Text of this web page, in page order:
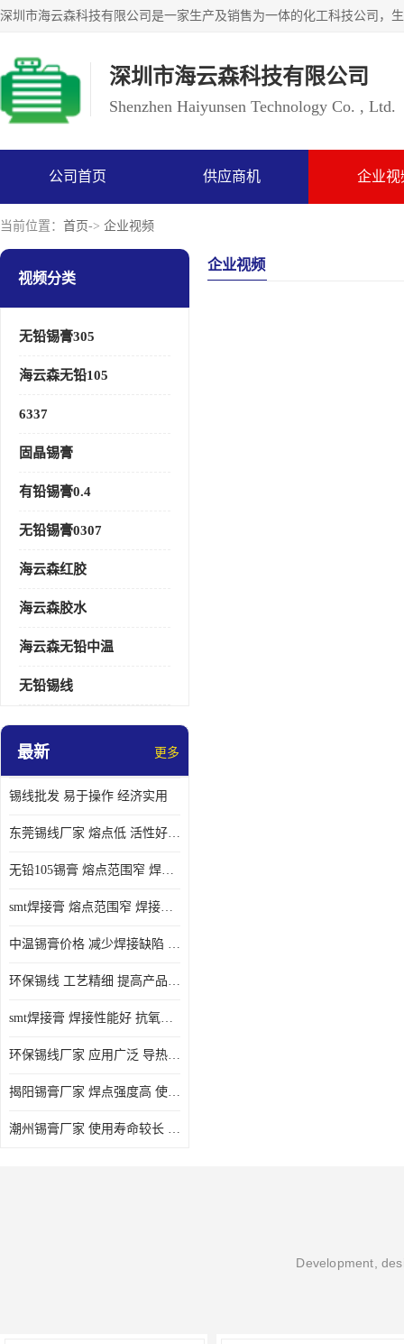
深圳市海云森科技有限公司
Shenzhen Haiyunsen Technology Co. , Ltd.
公司首页 供应商机 企业视
当前位置： 首页-> 企业视频
视频分类
无铅锡膏305
海云森无铅105
6337
固晶锡膏
有铅锡膏0.4
无铅锡膏0307
海云森红胶
海云森胶水
海云森无铅中温
无铅锡线
最新 更多
锡线批发 易于操作 经济实用
东莞锡线厂家 熔点低 活性好 提高产品质量
无铅105锡膏 熔点范围窄 焊点强度高 电气性能稳定
smt焊接膏 熔点范围窄 焊接温度低 使用寿命较长
中温锡膏价格 减少焊接缺陷 减少维护成本 抗氧化性能好
环保锡线 工艺精细 提高产品质量
smt焊接膏 焊接性能好 抗氧化性能好 焊接温度低
环保锡线厂家 应用广泛 导热性能好
揭阳锡膏厂家 焊点强度高 使用寿命较长
潮州锡膏厂家 使用寿命较长 电气性能稳定
企业视频
Development,